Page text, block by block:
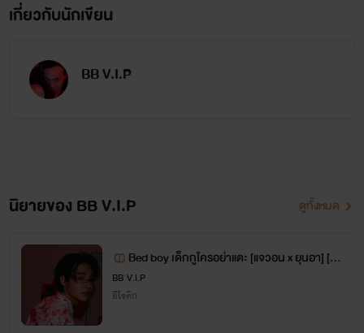
เธอสวย เธอน่ารัก เธอรวย และเธอมีผัวแล้ว
เกี่ยวกับนักเขียน
BB V.I.P
นิยายของ BB V.I.P ดูทั้งหมด
Bed boy เด็กกูใครอย่าแตะ [แจวอน x ยุนอา] [R2
5+]
BB V.I.P
อีโรติก